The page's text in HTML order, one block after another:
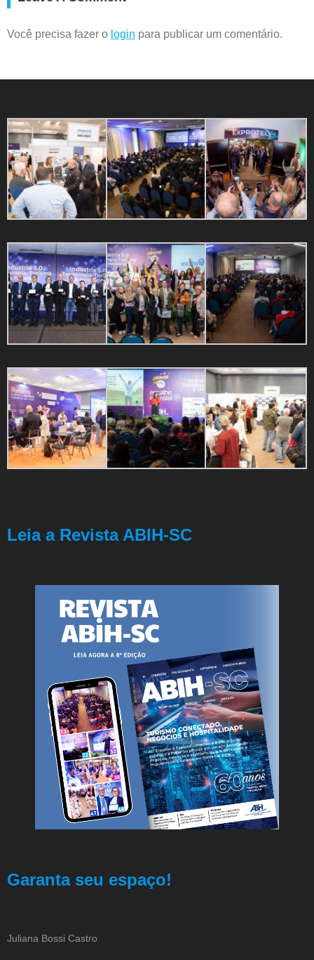
Você precisa fazer o login para publicar um comentário.
Leia a Revista ABIH-SC
Garanta seu espaço!
Juliana Bossi Castro